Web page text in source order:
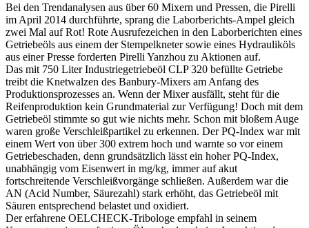
Bei den Trendanalysen aus über 60 Mixern und Pressen, die Pirelli
im April 2014 durchführte, sprang die Laborberichts-Ampel gleich
zwei Mal auf Rot! Rote Ausrufezeichen in den Laborberichten eines
Getriebeöls aus einem der Stempelkneter sowie eines Hydrauliköls
aus einer Presse forderten Pirelli Yanzhou zu Aktionen auf.
Das mit 750 Liter Industriegetriebeöl CLP 320 befüllte Getriebe
treibt die Knetwalzen des Banbury-Mixers am Anfang des
Produktionsprozesses an. Wenn der Mixer ausfällt, steht für die
Reifenproduktion kein Grundmaterial zur Verfügung! Doch mit dem
Getriebeöl stimmte so gut wie nichts mehr. Schon mit bloßem Auge
waren große Verschleißpartikel zu erkennen. Der PQ-Index war mit
einem Wert von über 300 extrem hoch und warnte so vor einem
Getriebeschaden, denn grundsätzlich lässt ein hoher PQ-Index,
unabhängig vom Eisenwert in mg/kg, immer auf akut
fortschreitende Verschleißvorgänge schließen. Außerdem war die
AN (Acid Number, Säurezahl) stark erhöht, das Getriebeöl mit
Säuren entsprechend belastet und oxidiert.
Der erfahrene OELCHECK-Tribologe empfahl in seinem